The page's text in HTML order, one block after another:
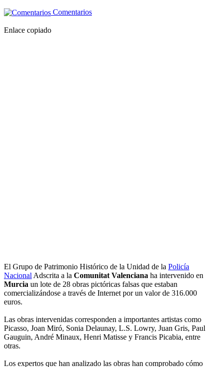
Comentarios
Enlace copiado
El Grupo de Patrimonio Histórico de la Unidad de la Policía
Nacional Adscrita a la Comunitat Valenciana ha intervenido en
Murcia un lote de 28 obras pictóricas falsas que estaban
comercializándose a través de Internet por un valor de 316.000
euros.
Las obras intervenidas corresponden a importantes artistas como
Picasso, Joan Miró, Sonia Delaunay, L.S. Lowry, Juan Gris, Paul
Gauguin, André Minaux, Henri Matisse y Francis Picabia, entre
otras.
Los expertos que han analizado las obras han comprobado cómo